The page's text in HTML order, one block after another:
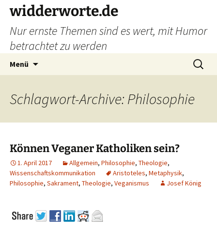
widderworte.de
Nur ernste Themen sind es wert, mit Humor
betrachtet zu werden
Menü
Suchen
nach:
Schlagwort-Archive: Philosophie
Können Veganer Katholiken sein?
1. April 2017 Allgemein, Philosophie, Theologie,
Wissenschaftskommunikation
Aristoteles, Metaphysik,
Philosophie, Sakrament, Theologie, Veganismus Josef König